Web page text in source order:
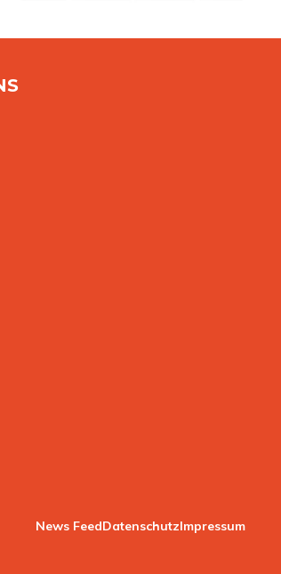
News FeedDatenschutzImpressum